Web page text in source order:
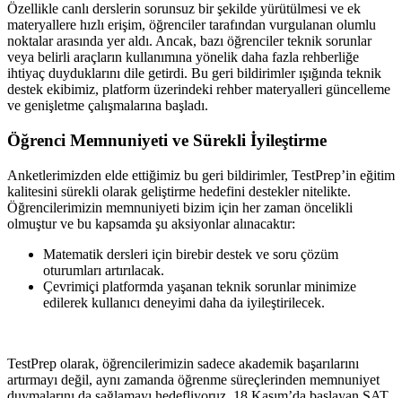
Özellikle canlı derslerin sorunsuz bir şekilde yürütülmesi ve ek
materyallere hızlı erişim, öğrenciler tarafından vurgulanan olumlu
noktalar arasında yer aldı. Ancak, bazı öğrenciler teknik sorunlar
veya belirli araçların kullanımına yönelik daha fazla rehberliğe
ihtiyaç duyduklarını dile getirdi. Bu geri bildirimler ışığında teknik
destek ekibimiz, platform üzerindeki rehber materyalleri güncelleme
ve genişletme çalışmalarına başladı.
Öğrenci Memnuniyeti ve Sürekli İyileştirme
Anketlerimizden elde ettiğimiz bu geri bildirimler, TestPrep’in eğitim
kalitesini sürekli olarak geliştirme hedefini destekler nitelikte.
Öğrencilerimizin memnuniyeti bizim için her zaman öncelikli
olmuştur ve bu kapsamda şu aksiyonlar alınacaktır:
Matematik dersleri için birebir destek ve soru çözüm
oturumları artırılacak.
Çevrimiçi platformda yaşanan teknik sorunlar minimize
edilerek kullanıcı deneyimi daha da iyileştirilecek.
TestPrep olarak, öğrencilerimizin sadece akademik başarılarını
artırmayı değil, aynı zamanda öğrenme süreçlerinden memnuniyet